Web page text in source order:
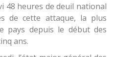
48 heures de deuil national
de cette attaque, la plus
pays depuis le début des
ans.